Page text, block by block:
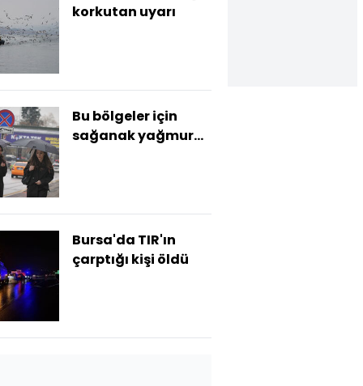
korkutan uyarı
Bu bölgeler için
sağanak yağmur
Bursa'da TIR'ın
çarptığı kişi öldü